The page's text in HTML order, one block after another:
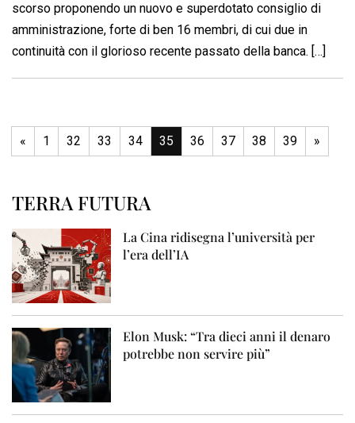
scorso proponendo un nuovo e superdotato consiglio di
amministrazione, forte di ben 16 membri, di cui due in
continuità con il glorioso recente passato della banca. […]
« 1 32 33 34 35 36 37 38 39 »
TERRA FUTURA
La Cina ridisegna l’università per
l’era dell’IA
Elon Musk: “Tra dieci anni il denaro
potrebbe non servire più”